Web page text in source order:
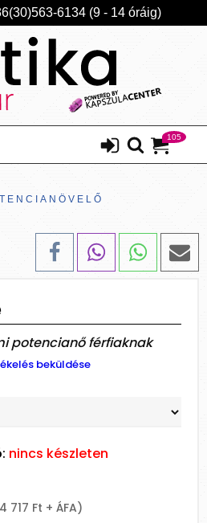
6134 (9 - 14 óráig)
105
potencianő férfiaknak
beküldése
: nincs készleten
717 Ft + ÁFA)